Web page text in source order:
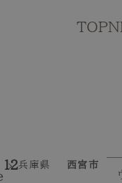
TOP
12兵庫県 西宮市